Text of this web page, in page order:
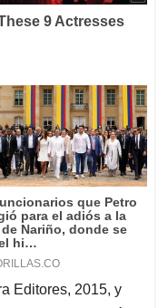
Editores, 2015, y